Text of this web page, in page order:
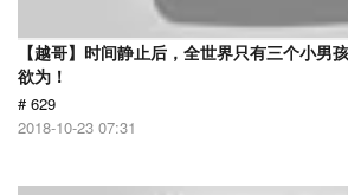
【越哥】时间静止后，全世界只有三个小男
欲为！
# 629
2018-10-23 07:31